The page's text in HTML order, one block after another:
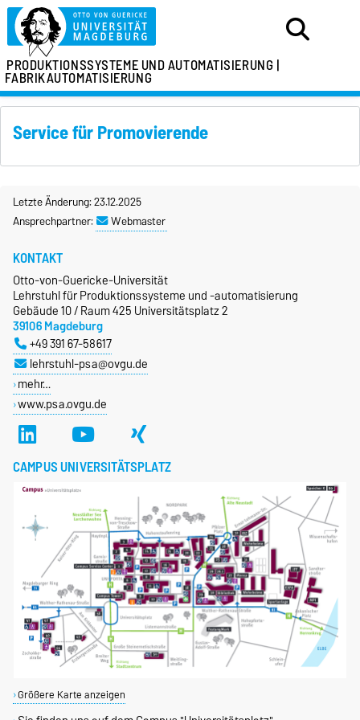
PRODUKTIONSSYSTEMEUND AUTOMATISIERUNG |
FABRIKAUTOMATISIERUNG
Service für Promovierende
Letzte Änderung: 23.12.2025
Ansprechpartner:
Webmaster
KONTAKT
Otto-von-Guericke-Universität
Lehrstuhl für Produktionssysteme und -automatisierung
Gebäude 10 / Raum 425 Universitätsplatz 2
39106 Magdeburg
+49 391 67-58617
lehrstuhl-psa@ovgu.de
mehr…
www.psa.ovgu.de
CAMPUS UNIVERSITÄTSPLATZ
Größere Karte anzeigen